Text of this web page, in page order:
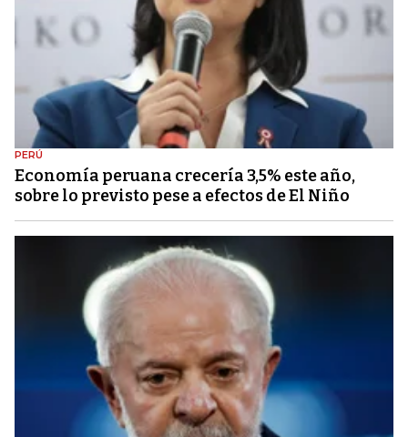
PERÚ
Economía peruana crecería 3,5% este año,
sobre lo previsto pese a efectos de El Niño